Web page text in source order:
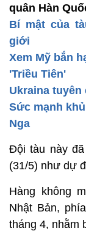
quân Hàn
Bí mật của
giới
Xem Mỹ bắn
'Triều Tiên'
Ukraina tuyên
Sức mạnh
Nga
Đội tàu này
(31/5) như dự
Hàng không
Nhật Bản,
tháng 4, nhằm